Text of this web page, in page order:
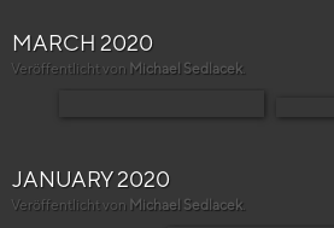
MARCH 2020
Veröffentlicht von Michael Sedlacek
JANUARY 2020
Veröffentlicht von Michael Sedlacek